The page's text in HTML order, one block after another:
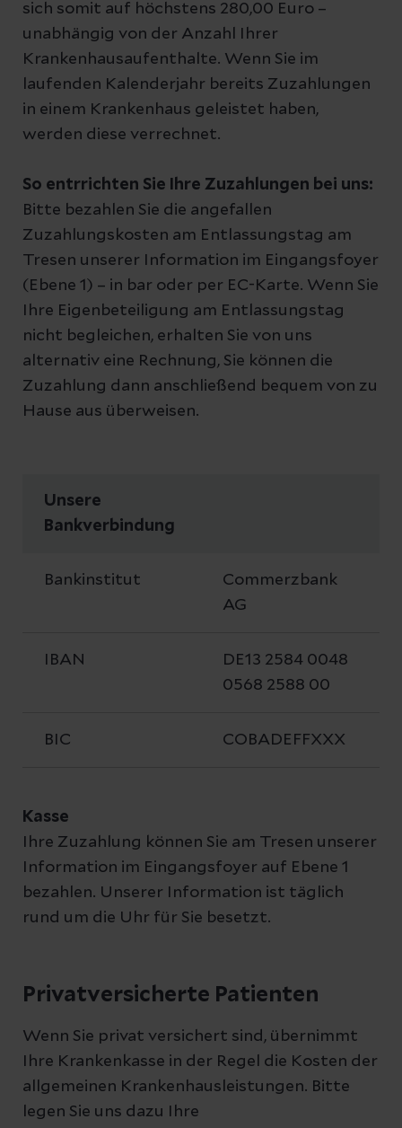
sich somit auf höchstens 280,00 Euro –
unabhängig von der Anzahl Ihrer
Krankenhausaufenthalte. Wenn Sie im
laufenden Kalenderjahr bereits Zuzahlungen
in einem Krankenhaus geleistet haben,
werden diese verrechnet.
So entrrichten Sie Ihre Zuzahlungen bei uns:
Bitte bezahlen Sie die angefallen
Zuzahlungskosten am Entlassungstag am
Tresen unserer Information im Eingangsfoyer
(Ebene 1) – in bar oder per EC-Karte. Wenn Sie
Ihre Eigenbeteiligung am Entlassungstag
nicht begleichen, erhalten Sie von uns
alternativ eine Rechnung, Sie können die
Zuzahlung dann anschließend bequem von zu
Hause aus überweisen.
Unsere
Bankverbindung
Bankinstitut
Commerzbank
AG
IBAN
DE13 2584 0048
0568 2588 00
BIC COBADEFFXXX
Kasse
Ihre Zuzahlung können Sie am Tresen unserer
Information im Eingangsfoyer auf Ebene 1
bezahlen. Unserer Information ist täglich
rund um die Uhr für Sie besetzt.
Privatversicherte Patienten
Wenn Sie privat versichert sind, übernimmt
Ihre Krankenkasse in der Regel die Kosten der
allgemeinen Krankenhausleistungen. Bitte
legen Sie uns dazu Ihre